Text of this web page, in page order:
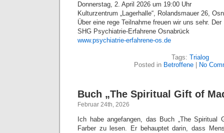
Donnerstag, 2. April 2026 um 19:00 Uhr
Kulturzentrum „Lagerhalle“, Rolandsmauer 26,
Über eine rege Teilnahme freuen wir uns sehr.
SHG Psychiatrie-Erfahrene Osnabrück
www.psychiatrie-erfahrene-os.de
Tags: Trialog
Posted in Betroffene No
Buch „The Spiritual Gift of
Februar 24th, 2026
Ich habe angefangen, das Buch „The Spiritual
Farber zu lesen. Er behauptet darin, dass